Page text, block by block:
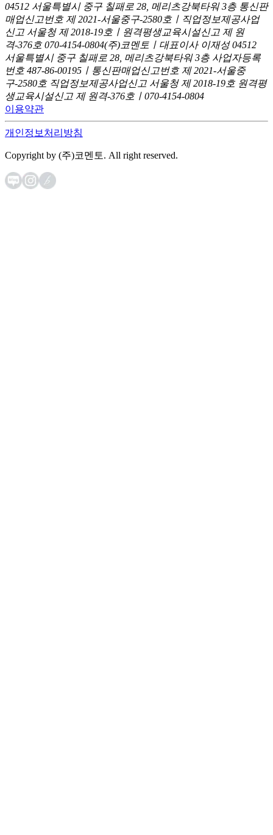
04512 서울특별시 중구 칠패로 28, 메리츠강북타워 3층 통신판
매업신고번호 제 2021-서울중구-2580호ㅣ직업정보제공사업
신고 서울청 제 2018-19호ㅣ원격평생교육시설신고 제 원
격-376호 070-4154-0804(주)코멘토ㅣ대표이사 이재성 04512
서울특별시 중구 칠패로 28, 메리츠강북타워 3층 사업자등록
번호 487-86-00195ㅣ통신판매업신고번호 제 2021-서울중
구-2580호 직업정보제공사업신고 서울청 제 2018-19호 원격평
생교육시설신고 제 원격-376호ㅣ070-4154-0804
이용약관
개인정보처리방침
Copyright by (주)코멘토. All right reserved.